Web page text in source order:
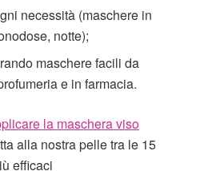
necessità (maschere in
notte);
maschere facili da
e in farmacia.
la maschera viso
alla nostra pelle tra le 15
efficaci